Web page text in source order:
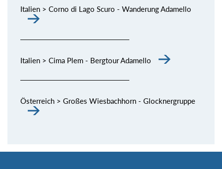
Italien > Corno di Lago Scuro - Wanderung Adamello
Italien > Cima Plem - Bergtour Adamello
Österreich > Großes Wiesbachhorn - Glocknergruppe